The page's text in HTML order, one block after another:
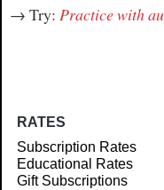
→ Try: Practice with
RATES
Subscription Rates
Educational Rates
Gift Subscriptions